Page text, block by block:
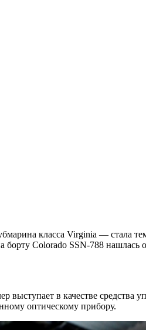
класса Virginia — стала
борту Colorado SSN-788 нашлась
в качестве средства
оптическому прибору.